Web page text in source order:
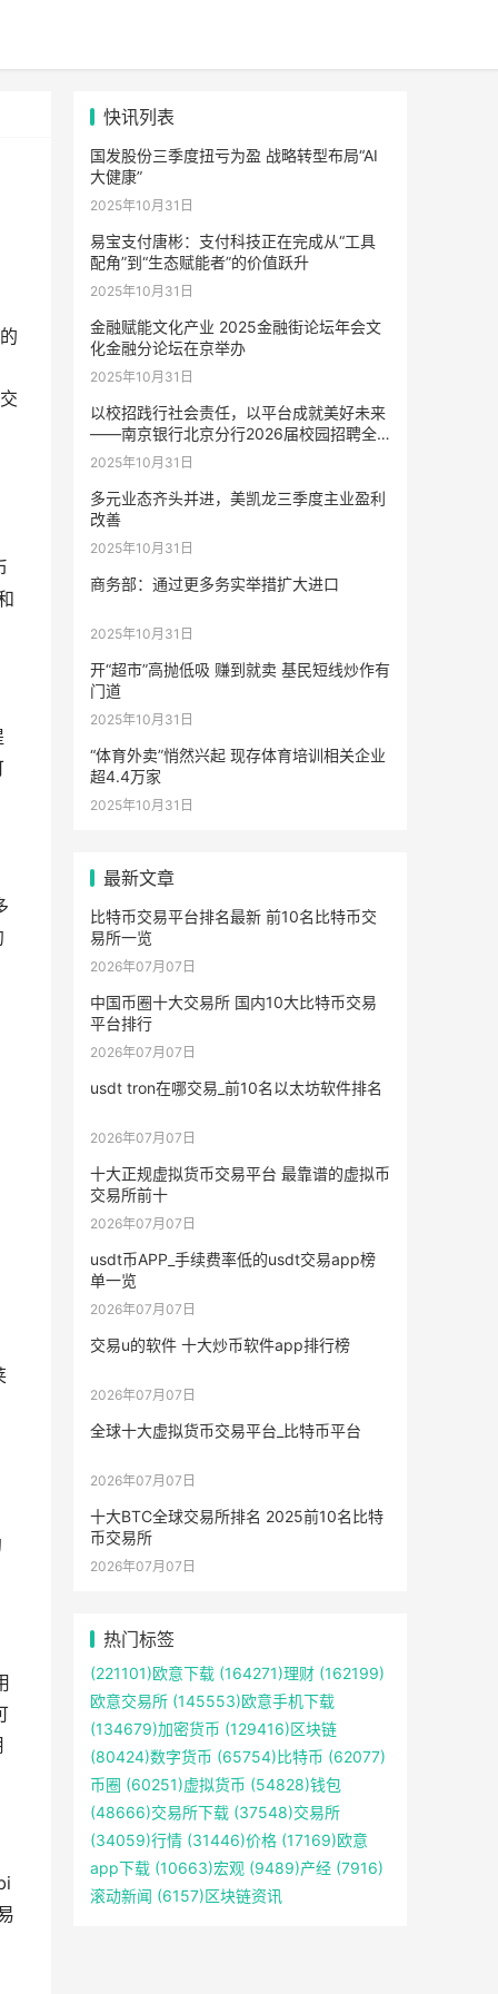
快讯列表
国发股份三季度扭亏为盈 战略转型布局“AI
大健康”
2025年10月31日
易宝支付唐彬：支付科技正在完成从“工具
配角”到“生态赋能者”的价值跃升
2025年10月31日
金融赋能文化产业 2025金融街论坛年会文
化金融分论坛在京举办
2025年10月31日
以校招践行社会责任，以平台成就美好未来
——南京银行北京分行2026届校园招聘全
面启动
2025年10月31日
多元业态齐头并进，美凯龙三季度主业盈利
改善
2025年10月31日
商务部：通过更多务实举措扩大进口
2025年10月31日
开“超市”高抛低吸 赚到就卖 基民短线炒作有
门道
2025年10月31日
“体育外卖”悄然兴起 现存体育培训相关企业
超4.4万家
2025年10月31日
最新文章
比特币交易平台排名最新 前10名比特币交
易所一览
2026年07月07日
中国币圈十大交易所 国内10大比特币交易
平台排行
2026年07月07日
usdt tron在哪交易_前10名以太坊软件排名
2026年07月07日
十大正规虚拟货币交易平台 最靠谱的虚拟币
交易所前十
2026年07月07日
usdt币APP_手续费率低的usdt交易app榜
单一览
2026年07月07日
交易u的软件 十大炒币软件app排行榜
2026年07月07日
全球十大虚拟货币交易平台_比特币平台
2026年07月07日
十大BTC全球交易所排名 2025前10名比特
币交易所
2026年07月07日
热门标签
(221101)欧意下载 (164271)理财 (162199)
欧意交易所 (145553)欧意手机下载
(134679)加密货币 (129416)区块链
(80424)数字货币 (65754)比特币 (62077)
币圈 (60251)虚拟货币 (54828)钱包
(48666)交易所下载 (37548)交易所
(34059)行情 (31446)价格 (17169)欧意
app下载 (10663)宏观 (9489)产经 (7916)
滚动新闻 (6157)区块链资讯